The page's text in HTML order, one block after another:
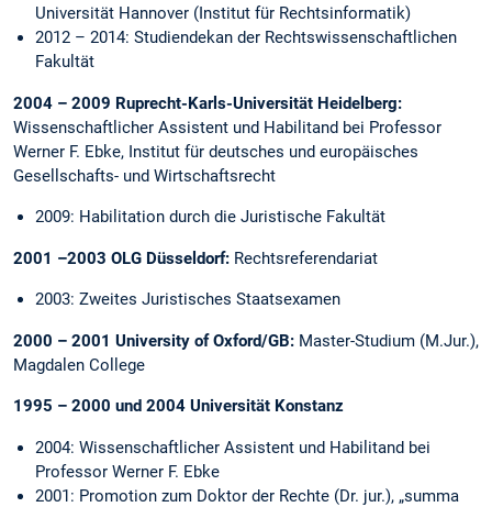
Universität Hannover (Institut für Rechtsinformatik)
2012 – 2014: Studiendekan der Rechtswissenschaftlichen
Fakultät
2004 – 2009 Ruprecht-Karls-Universität Heidelberg:
Wissenschaftlicher Assistent und Habilitand bei Professor
Werner F. Ebke, Institut für deutsches und europäisches
Gesellschafts- und Wirtschaftsrecht
2009: Habilitation durch die Juristische Fakultät
2001 –2003 OLG Düsseldorf: Rechtsreferendariat
2003: Zweites Juristisches Staatsexamen
2000 – 2001 University of Oxford/GB: Master-Studium (M.Jur.),
Magdalen College
1995 – 2000 und 2004 Universität Konstanz
2004: Wissenschaftlicher Assistent und Habilitand bei
Professor Werner F. Ebke
2001: Promotion zum Doktor der Rechte (Dr. jur.), „summa